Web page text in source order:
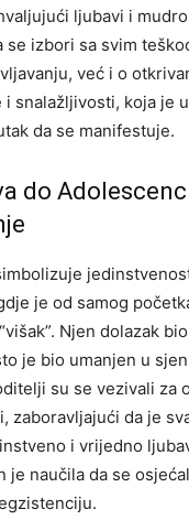
ljubavi i
se izbori sa svim
već i o
i snalažljivosti, koja je
da se manifestuje.
do
je od samog
Njen dolazak
je bio umanjen u
su se vezivali za
zaboravljajući da je
i vrijedno
je naučila da se